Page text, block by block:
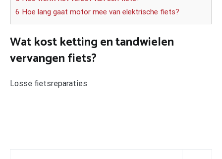
6 Hoe lang gaat motor mee van elektrische fiets?
Wat kost ketting en tandwielen
vervangen fiets?
Losse fietsreparaties